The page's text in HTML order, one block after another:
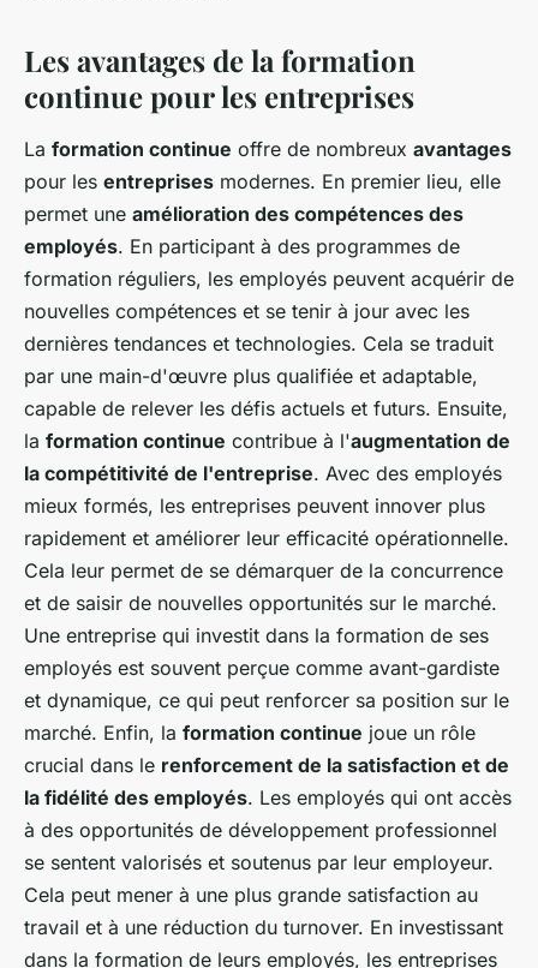
Les avantages de la formation
continue pour les entreprises
La formation continue offre de nombreux avantages
pour les entreprises modernes. En premier lieu, elle
permet une amélioration des compétences des
employés. En participant à des programmes de
formation réguliers, les employés peuvent acquérir de
nouvelles compétences et se tenir à jour avec les
dernières tendances et technologies. Cela se traduit
par une main-d'œuvre plus qualifiée et adaptable,
capable de relever les défis actuels et futurs. Ensuite,
la formation continue contribue à l'augmentation de
la compétitivité de l'entreprise. Avec des employés
mieux formés, les entreprises peuvent innover plus
rapidement et améliorer leur efficacité opérationnelle.
Cela leur permet de se démarquer de la concurrence
et de saisir de nouvelles opportunités sur le marché.
Une entreprise qui investit dans la formation de ses
employés est souvent perçue comme avant-gardiste
et dynamique, ce qui peut renforcer sa position sur le
marché. Enfin, la formation continue joue un rôle
crucial dans le renforcement de la satisfaction et de
la fidélité des employés. Les employés qui ont accès
à des opportunités de développement professionnel
se sentent valorisés et soutenus par leur employeur.
Cela peut mener à une plus grande satisfaction au
travail et à une réduction du turnover. En investissant
dans la formation de leurs employés, les entreprises